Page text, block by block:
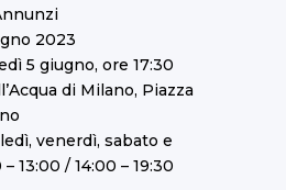
2023
5 giugno, ore 17:30
di Milano, Piazza
venerdì, sabato e
13:00 / 14:00 – 19:30